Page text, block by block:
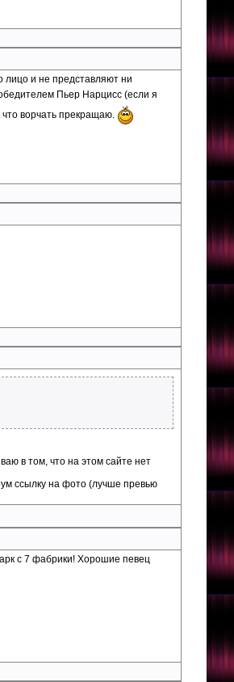
лицо и не представляют ни
Пьер Нарцисс (если я
что ворчать прекращаю.
в том, что на этом сайте нет
ссылку на фото (лучше превью
с 7 фабрики! Хорошие певец